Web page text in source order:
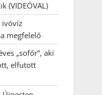
(VIDEÓVAL)
ivóvíz
megfelelő
„sofőr”, aki
elfutott